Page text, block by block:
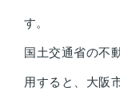
す。
国土交通省の不
用すると、大阪